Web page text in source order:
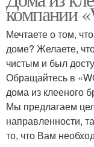
компании
Мечтаете о том,
доме? Желаете,
чистым и был
Обращайтесь в
дома из клееного
Мы предлагаем
направленности,
то, что Вам